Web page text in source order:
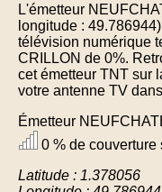
L'émetteur
longitude :
télévision numérique
CRILLON de 0%.
cet émetteur TNT sur
votre antenne TV
Émetteur
0 % de couverture
Latitude : 1.378056